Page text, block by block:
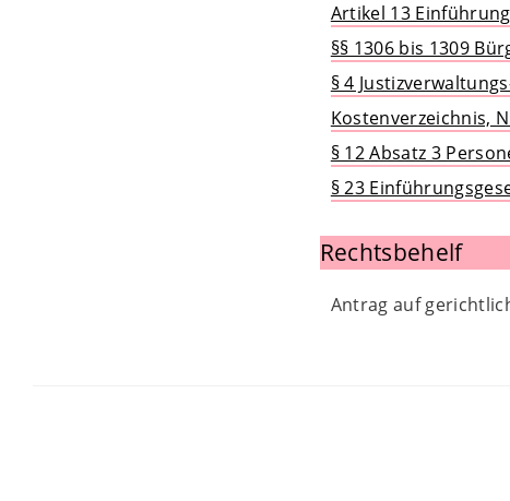
Artikel 13
§§ 1306 bis 1309
§ 4
Kostenverzeichnis,
§ 12 Absatz 3
§ 23
Rechtsbehelf
Antrag auf